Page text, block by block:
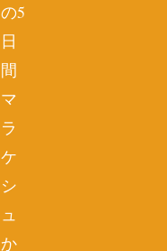
の5
日
間
マ
ラ
ケ
シ
ュ
か